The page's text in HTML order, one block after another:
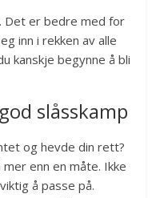
Det er bedre med for
inn i rekken av alle
kanskje begynne å bli
slåsskamp
og hevde din rett?
enn en måte. Ikke
å passe på.